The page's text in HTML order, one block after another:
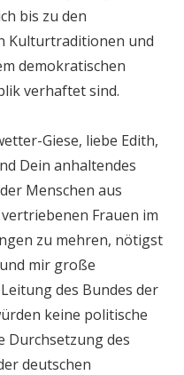
bis zu den
Kulturtraditionen und
demokratischen
verhaftet sind.
Giese, liebe Edith,
Dein anhaltendes
Menschen aus
Frauen im
zu mehren, nötigst
mir große
des Bundes der
keine politische
Durchsetzung des
deutschen